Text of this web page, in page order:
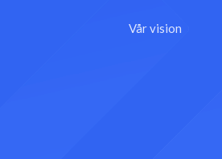
Vår vision